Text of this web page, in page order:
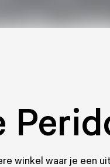
winkel waar je een